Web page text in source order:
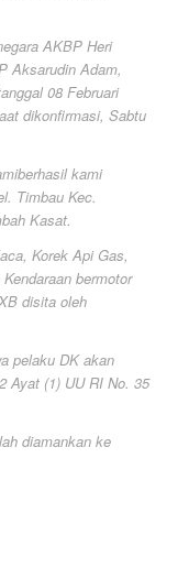
AKBP Heri
Aksarudin Adam,
08 Februari
dikonfirmasi, Sabtu
kami
Timbau Kec.
Kasat.
Korek Api Gas,
bermotor
disita oleh
pelaku DK akan
Ayat (1) UU RI No. 35
diamankan ke